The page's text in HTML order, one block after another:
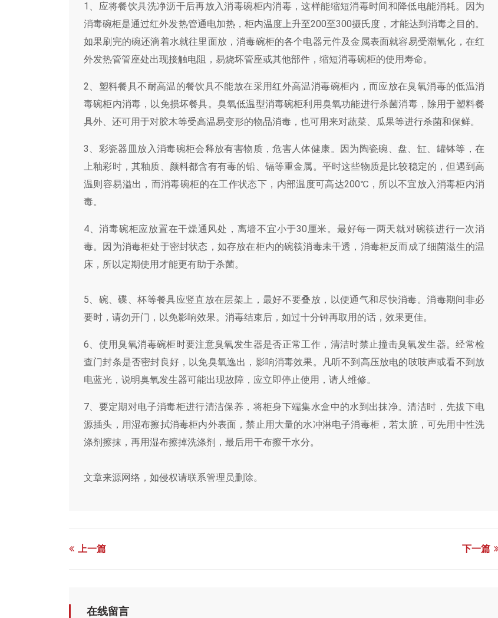
1、应将餐饮具洗净沥干后再放入消毒碗柜内消毒，这样能缩短消毒时间和降低电能消耗。因为
消毒碗柜是通过红外发热管通电加热，柜内温度上升至200至300摄氏度，才能达到消毒之目的。
如果刷完的碗还滴着水就往里面放，消毒碗柜的各个电器元件及金属表面就容易受潮氧化，在红
外发热管管座处出现接触电阻，易烧坏管座或其他部件，缩短消毒碗柜的使用寿命。
2、塑料餐具不耐高温的餐饮具不能放在采用红外高温消毒碗柜内，而应放在臭氧消毒的低温消
毒碗柜内消毒，以免损坏餐具。臭氧低温型消毒碗柜利用臭氧功能进行杀菌消毒，除用于塑料餐
具外、还可用于对胶木等受高温易变形的物品消毒，也可用来对蔬菜、瓜果等进行杀菌和保鲜。
3、彩瓷器皿放入消毒碗柜会释放有害物质，危害人体健康。因为陶瓷碗、盘、缸、罐钵等，在
上釉彩时，其釉质、颜料都含有有毒的铅、镉等重金属。平时这些物质是比较稳定的，但遇到高
温则容易溢出，而消毒碗柜的在工作状态下，内部温度可高达200℃，所以不宜放入消毒柜内消
毒。
4、消毒碗柜应放置在干燥通风处，离墙不宜小于30厘米。最好每一两天就对碗筷进行一次消
毒。因为消毒柜处于密封状态，如存放在柜内的碗筷消毒未干透，消毒柜反而成了细菌滋生的温
床，所以定期使用才能更有助于杀菌。
5、碗、碟、杯等餐具应竖直放在层架上，最好不要叠放，以便通气和尽快消毒。消毒期间非必
要时，请勿开门，以免影响效果。消毒结束后，如过十分钟再取用的话，效果更佳。
6、使用臭氧消毒碗柜时要注意臭氧发生器是否正常工作，清洁时禁止撞击臭氧发生器。经常检
查门封条是否密封良好，以免臭氧逸出，影响消毒效果。凡听不到高压放电的吱吱声或看不到放
电蓝光，说明臭氧发生器可能出现故障，应立即停止使用，请人维修。
7、要定期对电子消毒柜进行清洁保养，将柜身下端集水盒中的水到出抹净。清洁时，先拔下电
源插头，用湿布擦拭消毒柜内外表面，禁止用大量的水冲淋电子消毒柜，若太脏，可先用中性洗
涤剂擦抹，再用湿布擦掉洗涤剂，最后用干布擦干水分。
文章来源网络，如侵权请联系管理员删除。
上一篇 下一篇
在线留言